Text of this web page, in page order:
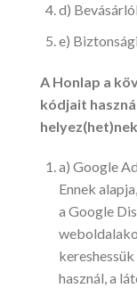
d)
e)
A Honlap a
kódjait
a) Google
Ennek
a Google
használ, a